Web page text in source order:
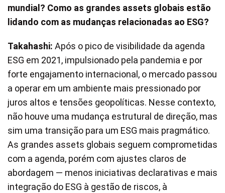
mundial? Como as grandes assets globais estão
lidando com as mudanças relacionadas ao ESG?
Takahashi: Após o pico de visibilidade da agenda
ESG em 2021, impulsionado pela pandemia e por
forte engajamento internacional, o mercado passou
a operar em um ambiente mais pressionado por
juros altos e tensões geopolíticas. Nesse contexto,
não houve uma mudança estrutural de direção, mas
sim uma transição para um ESG mais pragmático.
As grandes assets globais seguem comprometidas
com a agenda, porém com ajustes claros de
abordagem — menos iniciativas declarativas e mais
integração do ESG à gestão de riscos, à